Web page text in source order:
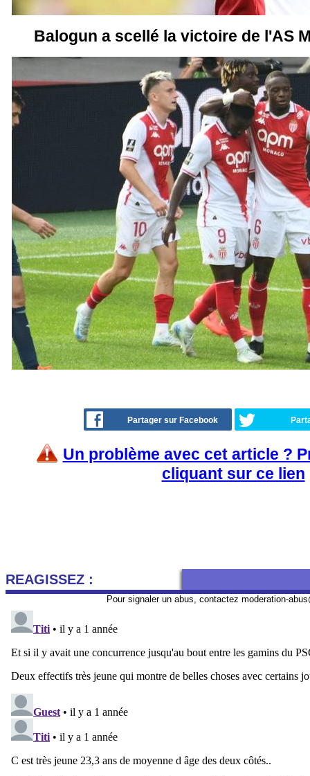
Balogun a scellé la victoire de l'AS
Partager sur Facebook
Un problème avec cet article ?
cliquant sur ce lien
REAGISSEZ :
Pour signaler un abus, contactez moderation-